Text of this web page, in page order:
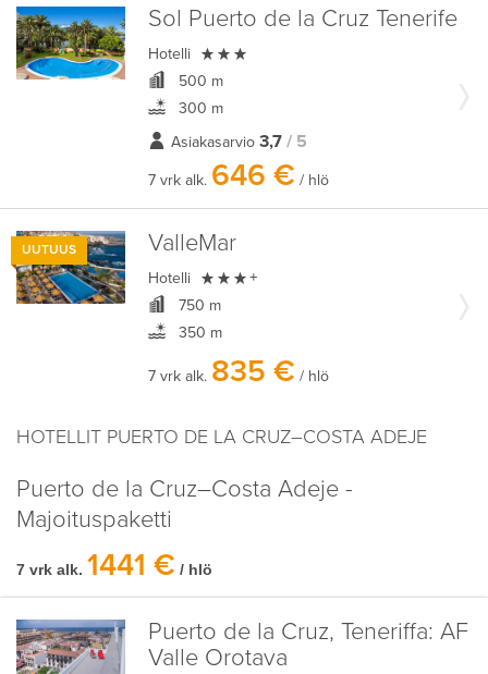
Sol Puerto de la Cruz Tenerife
Hotelli 
500 m
300 m
Asiakasarvio 3,7 / 5
7 vrk alk. 646 € / hlö
UUTUUS ValleMar
Hotelli  +
750 m
350 m
7 vrk alk. 835 € / hlö
HOTELLIT PUERTO DE LA CRUZ–COSTA ADEJE
Puerto de la Cruz–Costa Adeje -
Majoituspaketti
7 vrk alk. 1441 € / hlö
Puerto de la Cruz, Teneriffa: AF
Valle Orotava